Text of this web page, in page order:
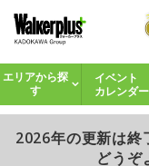
エリアから探
す
イベント
カレンダー
2026年の更新は終
どうぞ